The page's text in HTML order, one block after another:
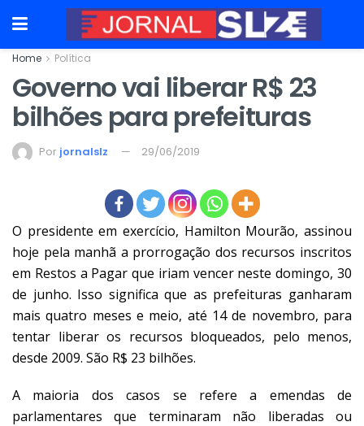
Home Política
Governo vai liberar R$ 23
bilhões para prefeituras
Por jornalslz 29/06/2019
O presidente em exercício, Hamilton Mourão, assinou
hoje pela manhã a prorrogação dos recursos inscritos
em Restos a Pagar que iriam vencer neste domingo, 30
de junho. Isso significa que as prefeituras ganharam
mais quatro meses e meio, até 14 de novembro, para
tentar liberar os recursos bloqueados, pelo menos,
desde 2009. São R$ 23 bilhões.
A maioria dos casos se refere a emendas de
parlamentares que terminaram não liberadas ou